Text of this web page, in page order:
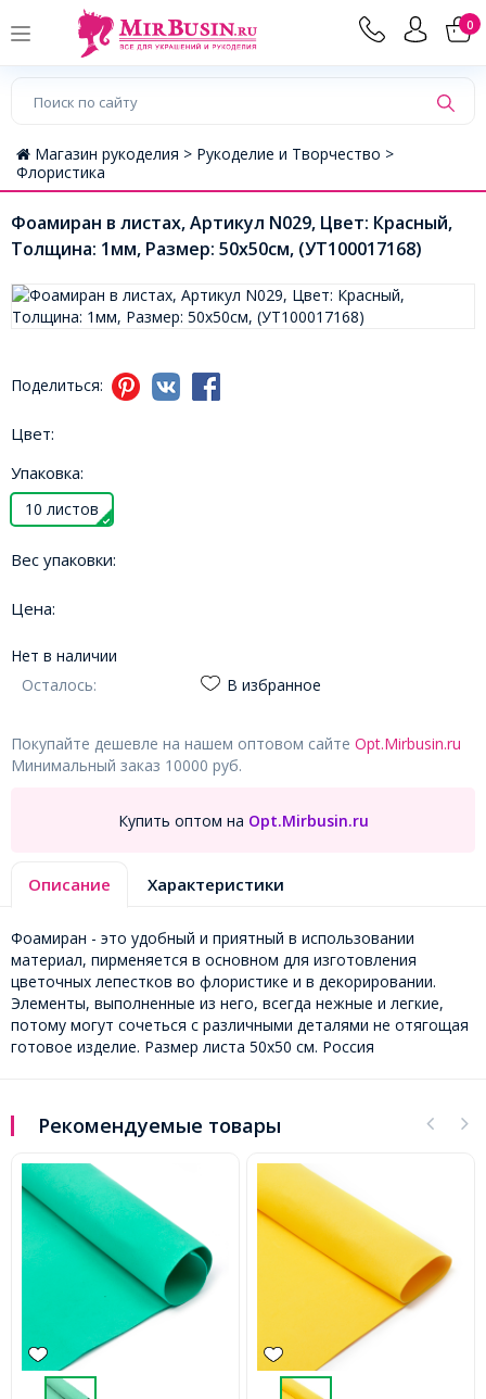
0
Магазин рукоделия > Рукоделие и Творчество >
Флористика
Фоамиран в листах, Артикул N029, Цвет: Красный,
Толщина: 1мм, Размер: 50х50см, (УТ100017168)
Поделиться:
Цвет:
Упаковка:
10 листов
Вес упаковки:
Цена:
Нет в наличии
Осталось:
В избранное
Покупайте дешевле на нашем оптовом сайте Opt.Mirbusin.ru
Минимальный заказ 10000 руб.
Купить оптом на Opt.Mirbusin.ru
Описание Характеристики
Фоамиран - это удобный и приятный в использовании
материал, пирменяется в основном для изготовления
цветочных лепестков во флористике и в декорировании.
Элементы, выполненные из него, всегда нежные и легкие,
потому могут сочеться с различными деталями не отягощая
готовое изделие. Размер листа 50х50 см. Россия
Рекомендуемые товары